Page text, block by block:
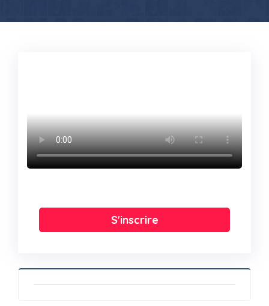
S'inscrire